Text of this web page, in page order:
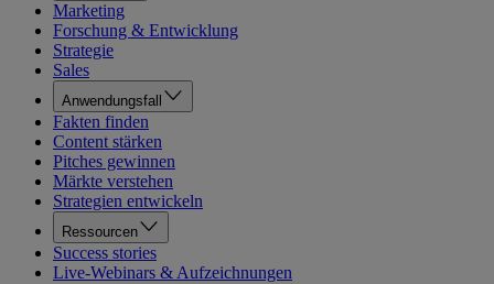
Marketing
Forschung & Entwicklung
Strategie
Sales
Anwendungsfall
Fakten finden
Content stärken
Pitches gewinnen
Märkte verstehen
Strategien entwickeln
Ressourcen
Success stories
Live-Webinars & Aufzeichnungen